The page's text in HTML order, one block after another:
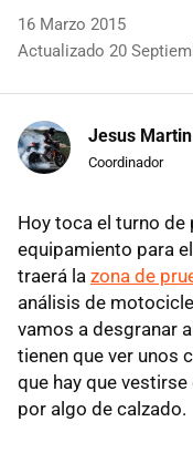
16 Marzo 2015
Actualizado 20
Jesus Martin
Coordinador
Hoy toca el turno
equipamiento para
traerá la zona de
análisis de
vamos a desgranar
tienen que ver unos
que hay que
por algo de calzado.